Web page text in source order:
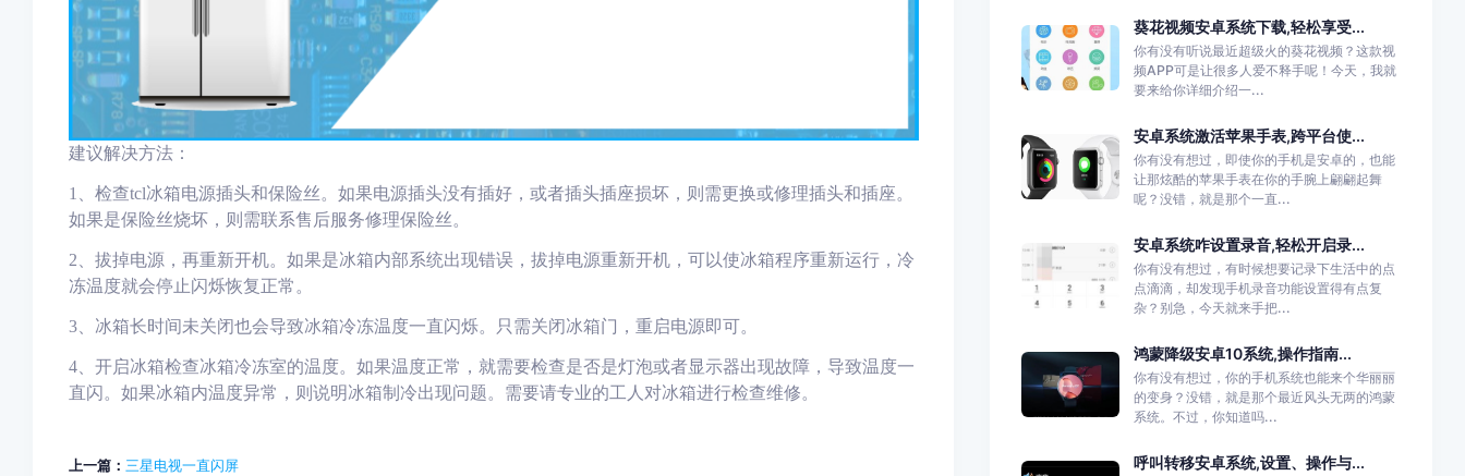
建议解决方法：
1
、检查tcl冰箱电源插头和保险丝。如果电源插头没有插好，或者插头插座损坏，则需更换或修理插头和插座。
如果是保险丝烧坏，则需联系售后服务修理保险丝。
2 拔掉电源，再重新开机。如果是冰箱内部系统出现错误，拔掉电源重新开机，可以使冰箱程序重新运行， 冷
冻温度就会停止闪烁恢复正常。
3、 冰箱长时间未关闭也会导致冰箱冷冻温度一直闪烁。只需关闭冰箱门，重启电源即可。
4、 开启冰箱检查冰箱冷冻室的温度。如果温度正常，就需要检查是否是灯泡或者显示器出现故障，导致温度一
直闪 。 如果冰箱内温度异常，则说明冰箱制冷出现问题。需要请专业的工人对冰箱进行检查维修。
上一篇： 三星电视一直闪屏
葵花视频安卓系统下载,轻松享受...
你有没有听说最近超级火的葵花视频？这款视
频APP可是让很多人爱不释手呢！今天，我就
要来给你详细介绍一...
安卓系统激活苹果手表,跨平台使...
你有没有想过，即使你的手机是安卓的，也能
让那炫酷的苹果手表在你的手腕上翩翩起舞
呢？没错，就是那个一直...
安卓系统咋设置录音,轻松开启录...
你有没有想过，有时候想要记录下生活中的点
点滴滴，却发现手机录音功能设置得有点复
杂？别急，今天就来手把...
鸿蒙降级安卓10系统,操作指南...
你有没有想过，你的手机系统也能来个华丽丽
的变身？没错，就是那个最近风头无两的鸿蒙
系统。不过，你知道吗...
呼叫转移安卓系统,设置、操作与...